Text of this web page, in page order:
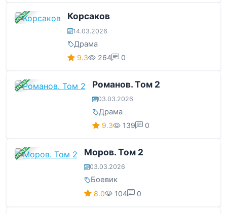
ЗАВЕРШЕНА Корсаков
14.03.2026
Драма
9.3 264 0
ЗАВЕРШЕНА Романов. Том 2
03.03.2026
Драма
9.3 139 0
ЗАВЕРШЕНА Моров. Том 2
03.03.2026
Боевик
8.0 104 0